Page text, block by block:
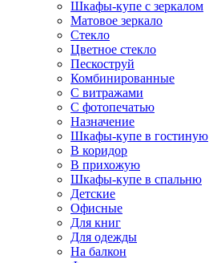
Шкафы-купе с зеркалом
Матовое зеркало
Стекло
Цветное стекло
Пескоструй
Комбинированные
С витражами
С фотопечатью
Назначение
Шкафы-купе в гостиную
В коридор
В прихожую
Шкафы-купе в спальню
Детские
Офисные
Для книг
Для одежды
На балкон